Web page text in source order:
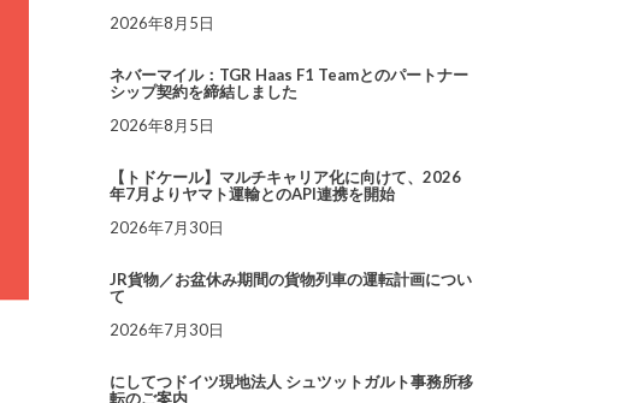
2026年8月5日
ネバーマイル：TGR Haas F1 Teamとのパートナー
シップ契約を締結しました
2026年8月5日
【トドケール】マルチキャリア化に向けて、2026
年7月よりヤマト運輸とのAPI連携を開始
2026年7月30日
JR貨物／お盆休み期間の貨物列車の運転計画につい
て
2026年7月30日
にしてつドイツ現地法人 シュツットガルト事務所移
転のご案内